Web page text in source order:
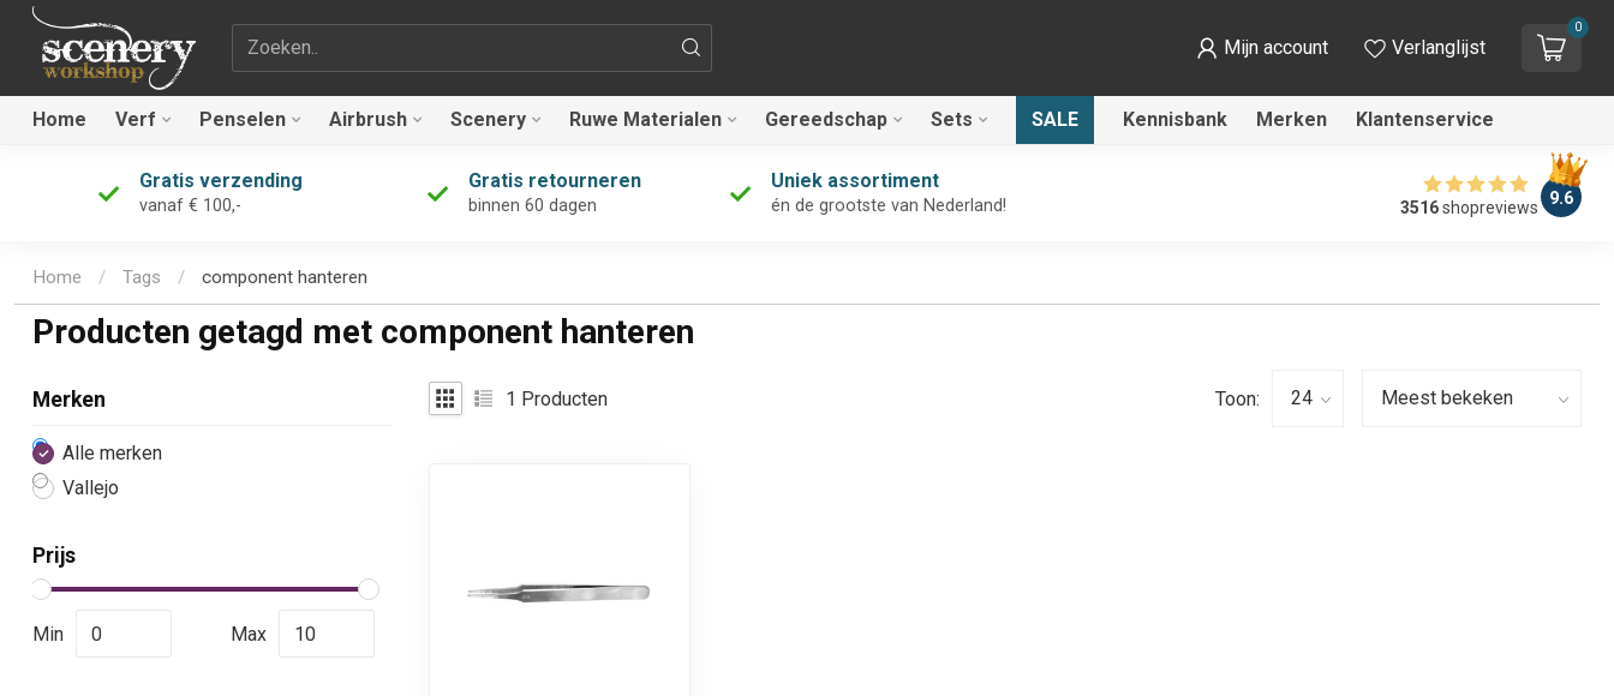
Zoekterm Mijn account Verlanglijst
0
Home Verf Penselen Airbrush Scenery Ruwe Materialen Gereedschap Sets SALE Kennisbank Merken Klantenservice
Gratis verzending
vanaf € 100,-
Gratis retourneren
binnen 60 dagen
Uniek assortiment
én de grootste van Nederland! 3516shopreviews 9.6
Home / Tags / component hanteren
Producten getagd met component hanteren
Merken
Alle merken
Vallejo
Prijs
Min Max
1 Producten Toon: